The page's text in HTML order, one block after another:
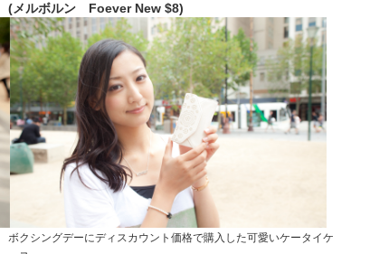
(メルボルン Foever New $8)
ボクシングデーにディスカウント価格で購入した可愛いケータイケ